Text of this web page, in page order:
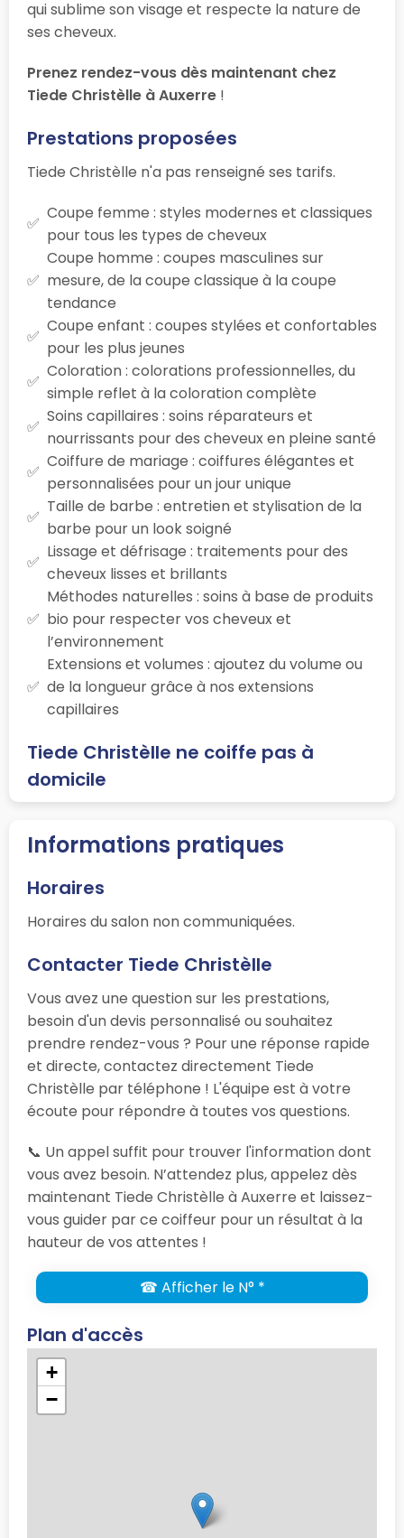
qui sublime son visage et respecte la nature de
ses cheveux.
Prenez rendez-vous dès maintenant chez
Tiede Christèlle à Auxerre !
Prestations proposées
Tiede Christèlle n'a pas renseigné ses tarifs.
Coupe femme : styles modernes et classiques
pour tous les types de cheveux
Coupe homme : coupes masculines sur
mesure, de la coupe classique à la coupe
tendance
Coupe enfant : coupes stylées et confortables
pour les plus jeunes
Coloration : colorations professionnelles, du
simple reflet à la coloration complète
Soins capillaires : soins réparateurs et
nourrissants pour des cheveux en pleine santé
Coiffure de mariage : coiffures élégantes et
personnalisées pour un jour unique
Taille de barbe : entretien et stylisation de la
barbe pour un look soigné
Lissage et défrisage : traitements pour des
cheveux lisses et brillants
Méthodes naturelles : soins à base de produits
bio pour respecter vos cheveux et
l’environnement
Extensions et volumes : ajoutez du volume ou
de la longueur grâce à nos extensions
capillaires
Tiede Christèlle ne coiffe pas à
domicile
Informations pratiques
Horaires
Horaires du salon non communiquées.
Contacter Tiede Christèlle
Vous avez une question sur les prestations,
besoin d'un devis personnalisé ou souhaitez
prendre rendez-vous ? Pour une réponse rapide
et directe, contactez directement Tiede
Christèlle par téléphone ! L'équipe est à votre
écoute pour répondre à toutes vos questions.
📞 Un appel suffit pour trouver l'information dont
vous avez besoin. N’attendez plus, appelez dès
maintenant Tiede Christèlle à Auxerre et laissez-
vous guider par ce coiffeur pour un résultat à la
hauteur de vos attentes !
☎ Afficher le N° *
Plan d'accès
+
−